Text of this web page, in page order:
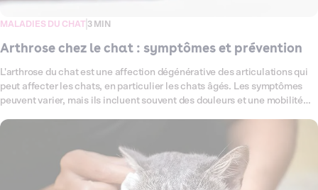
MALADIES DU CHAT 3 MIN
Arthrose chez le chat : symptômes et prévention
L'arthrose du chat est une affection dégénérative des articulations qui
peut affecter les chats, en particulier les chats âgés. Les symptômes
peuvent varier, mais ils incluent souvent des douleurs et une mobilité
l'arthrose chez le chat, les traitements disponibles, et les mesures à